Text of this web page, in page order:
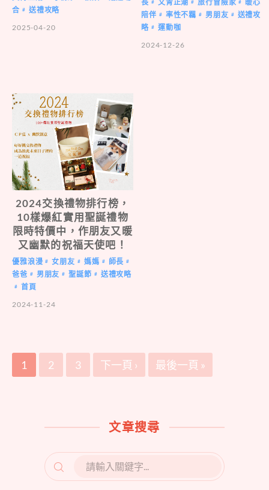
合 #
送禮攻略
2025-04-20
長 # 文青正潮 # 旅行冒險家 #
暖心
陪伴 # 率性不羈 # 男朋友 #
送禮攻
略 #
運動咖
2024-12-26
2024交換禮物排行榜，
10樣爆紅實用聖誕禮物
限時特價中，作朋友又暖
又幽默的祝福天使吧！
優雅浪漫 # 女朋友 # 媽媽 # 師長 #
爸爸 # 男朋友 # 聖誕節 # 送禮攻略
# 首頁
2024-11-24
1 2 3 下一頁 › 最後一頁 »
文章搜尋
SEARCH
FOR: